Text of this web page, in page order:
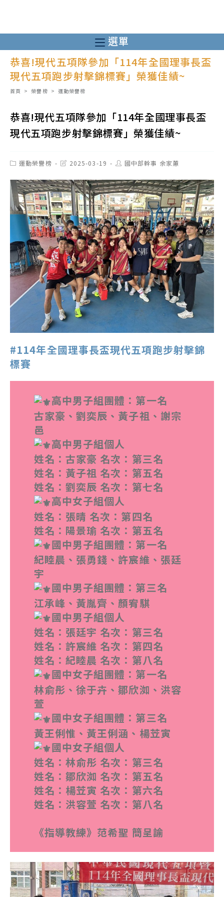
至
主
內
選單
恭喜!現代五項隊參加「114年全國理事長盃
現代五項跑步射擊錦標賽」榮獲佳績~
首頁 > 榮譽榜 > 運動榮譽榜
恭喜!現代五項隊參加「114年全國理事長盃
現代五項跑步射擊錦標賽」榮獲佳績~
Post運動榮譽榜
Post2025-03-19
Post國中部幹事 余家蕙
#114年全國理事長盃現代五項跑步射擊錦
標賽
高中男子組團體：第一名
古家豪、劉奕辰、黃子祖、謝宗
邑
高中男子組個人
姓名：古家豪 名次：第三名
姓名：黃子祖 名次：第五名
姓名：劉奕辰 名次：第七名
高中女子組個人
姓名：張晴 名次：第四名
姓名：陽景瑜 名次：第五名
國中男子組團體：第一名
紀睦晨、張勇錢、許宸維、張廷
宇
國中男子組團體：第三名
江承峰、黃胤齊、顏宥騏
國中男子組個人
姓名：張廷宇 名次：第三名
姓名：許宸維 名次：第四名
姓名：紀睦晨 名次：第八名
國中女子組團體：第一名
林俞彤、徐于卉、鄒欣洳、洪容
萱
國中女子組團體：第三名
黃王俐惟、黃王俐涵、楊苙寅
國中女子組個人
姓名：林俞彤 名次：第三名
姓名：鄒欣洳 名次：第五名
姓名：楊苙寅 名次：第六名
姓名：洪容萱 名次：第八名
《指導教練》范希聖 簡呈諭